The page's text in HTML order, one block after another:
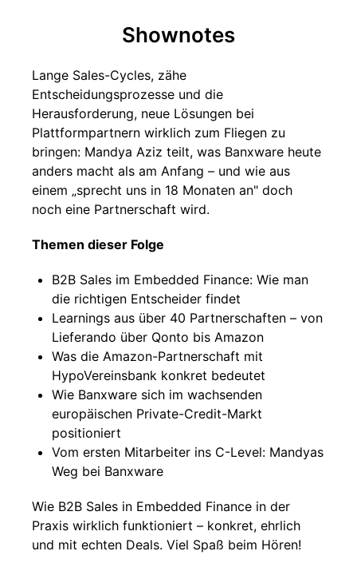
Shownotes
Lange Sales-Cycles, zähe
Entscheidungsprozesse und die
Herausforderung, neue Lösungen bei
Plattformpartnern wirklich zum Fliegen zu
bringen: Mandya Aziz teilt, was Banxware heute
anders macht als am Anfang – und wie aus
einem „sprecht uns in 18 Monaten an" doch
noch eine Partnerschaft wird.
Themen dieser Folge
B2B Sales im Embedded Finance: Wie man
die richtigen Entscheider findet
Learnings aus über 40 Partnerschaften – von
Lieferando über Qonto bis Amazon
Was die Amazon-Partnerschaft mit
HypoVereinsbank konkret bedeutet
Wie Banxware sich im wachsenden
europäischen Private-Credit-Markt
positioniert
Vom ersten Mitarbeiter ins C-Level: Mandyas
Weg bei Banxware
Wie B2B Sales in Embedded Finance in der
Praxis wirklich funktioniert – konkret, ehrlich
und mit echten Deals. Viel Spaß beim Hören!